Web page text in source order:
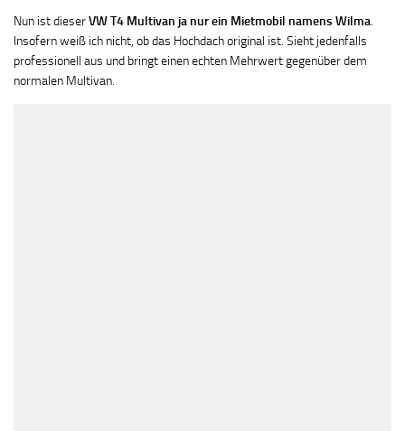
Nun ist dieserVW T4 Multivan ja nur ein Mietmobil namens Wilma.
Insofern weiß ich nicht, ob das Hochdach original ist. Sieht jedenfalls
professionell aus und bringt einen echten Mehrwert gegenüber dem
normalen Multivan.